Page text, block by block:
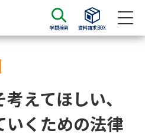
学問検索 資料請求BOX
求えてほしい、
いくための法律